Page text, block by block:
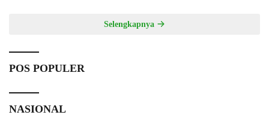
Selengkapnya
POS POPULER
NASIONAL